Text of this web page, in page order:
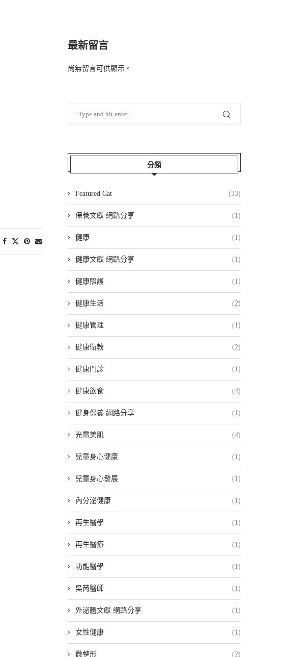
最新留言
尚無留言可供顯示。
分類
Featured Cat (33)
保養文獻 網路分享 (1)
健康 (1)
健康文獻 網路分享 (1)
健康照護 (1)
健康生活 (2)
健康管理 (1)
健康衛教 (2)
健康門診 (1)
健康飲食 (4)
健身保養 網路分享 (1)
光電美肌 (4)
兒童身心健康 (1)
兒童身心發展 (1)
內分泌健康 (1)
再生醫學 (1)
再生醫療 (1)
功能醫學 (1)
吳芮醫師 (1)
外泌體文獻 網路分享 (1)
女性健康 (1)
微整形 (2)